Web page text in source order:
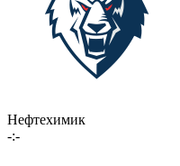
Нефтехимик
-:-